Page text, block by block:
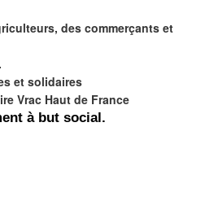
des commerçants et
et solidaires
Vrac Haut de France
à but social.